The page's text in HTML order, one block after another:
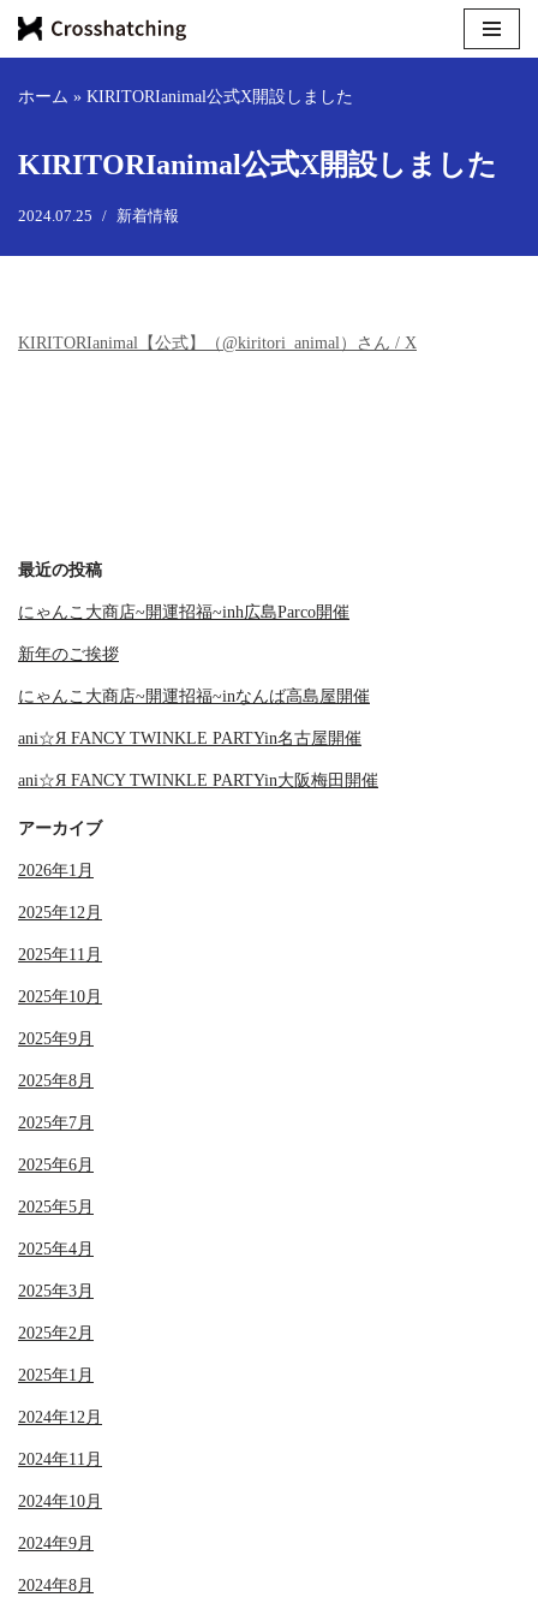
ン
ン
へ
プ
ホーム » KIRITORIanimal公式X開設しました
KIRITORIanimal公式X開設しました
2024.07.25 新着情報
KIRITORIanimal【公式】（@kiritori_animal）さん / X
最近の投稿
にゃんこ大商店~開運招福~inh広島Parco開催
新年のご挨拶
にゃんこ大商店~開運招福~inなんば高島屋開催
ani☆Я FANCY TWINKLE PARTYin名古屋開催
ani☆Я FANCY TWINKLE PARTYin大阪梅田開催
アーカイブ
2026年1月
2025年12月
2025年11月
2025年10月
2025年9月
2025年8月
2025年7月
2025年6月
2025年5月
2025年4月
2025年3月
2025年2月
2025年1月
2024年12月
2024年11月
2024年10月
2024年9月
2024年8月